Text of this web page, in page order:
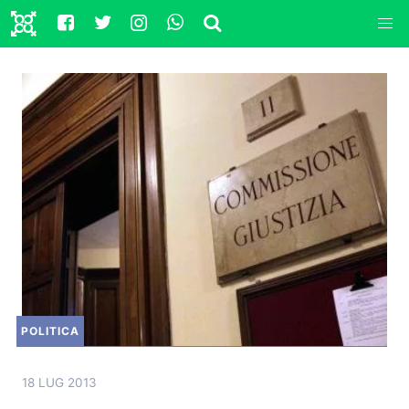
POLITICA
18 LUG 2013